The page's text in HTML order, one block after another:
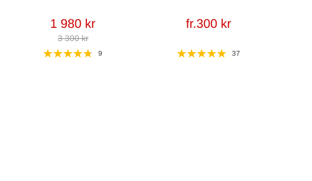
1 980 kr
3 300 kr
9
fr.300 kr
37